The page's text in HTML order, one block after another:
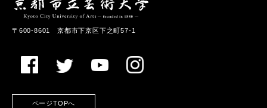
〒600-8601 京都市下京区下之町57-1
ページTOPへ